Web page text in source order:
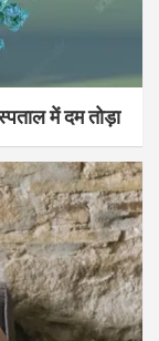
में दम तोड़ा